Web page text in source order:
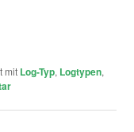
mit Log-Typ, Logtypen,